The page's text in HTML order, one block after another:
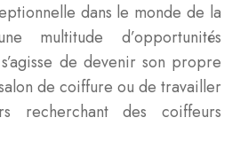
dans le monde de la
multitude d’opportunités
de devenir son propre
de coiffure ou de travailler
recherchant des coiffeurs